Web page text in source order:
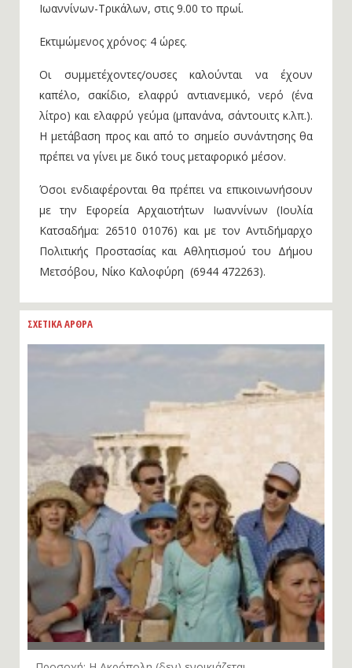
Ιωαννίνων-Τρικάλων, στις 9.00 το πρωί.
Εκτιμώμενος χρόνος: 4 ώρες.
Οι συμμετέχοντες/ουσες καλούνται να έχουν
καπέλο, σακίδιο, ελαφρύ αντιανεμικό, νερό (ένα
λίτρο) και ελαφρύ γεύμα (μπανάνα, σάντουιτς κ.λπ.).
Η μετάβαση προς και από το σημείο συνάντησης θα
πρέπει να γίνει με δικό τους μεταφορικό μέσον.
Όσοι ενδιαφέρονται θα πρέπει να επικοινωνήσουν
με την Εφορεία Αρχαιοτήτων Ιωαννίνων (Ιουλία
Κατσαδήμα: 26510 01076) και με τον Αντιδήμαρχο
Πολιτικής Προστασίας και Αθλητισμού του Δήμου
Μετσόβου, Νίκο Καλοφύρη (6944 472263).
ΣΧΕΤΙΚΑ ΑΡΘΡΑ